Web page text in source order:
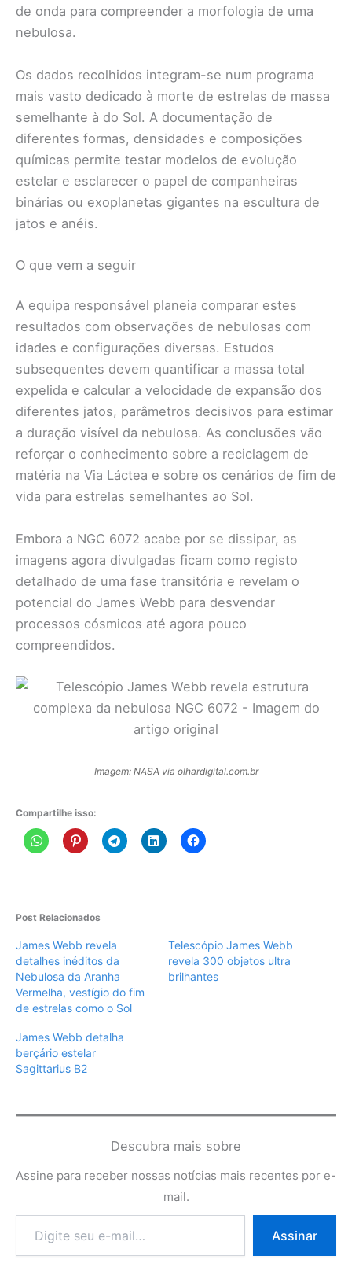
de onda para compreender a morfologia de uma
nebulosa.
Os dados recolhidos integram-se num programa
mais vasto dedicado à morte de estrelas de massa
semelhante à do Sol. A documentação de
diferentes formas, densidades e composições
químicas permite testar modelos de evolução
estelar e esclarecer o papel de companheiras
binárias ou exoplanetas gigantes na escultura de
jatos e anéis.
O que vem a seguir
A equipa responsável planeia comparar estes
resultados com observações de nebulosas com
idades e configurações diversas. Estudos
subsequentes devem quantificar a massa total
expelida e calcular a velocidade de expansão dos
diferentes jatos, parâmetros decisivos para estimar
a duração visível da nebulosa. As conclusões vão
reforçar o conhecimento sobre a reciclagem de
matéria na Via Láctea e sobre os cenários de fim de
vida para estrelas semelhantes ao Sol.
Embora a NGC 6072 acabe por se dissipar, as
imagens agora divulgadas ficam como registo
detalhado de uma fase transitória e revelam o
potencial do James Webb para desvendar
processos cósmicos até agora pouco
compreendidos.
Imagem: NASA via olhardigital.com.br
Compartilhe isso:
Post Relacionados
James Webb revela
detalhes inéditos da
Nebulosa da Aranha
Vermelha, vestígio do fim
de estrelas como o Sol
Telescópio James Webb
revela 300 objetos ultra
brilhantes
James Webb detalha
berçário estelar
Sagittarius B2
Descubra mais sobre
Assine para receber nossas notícias mais recentes por e-
mail.
e-
Assinar